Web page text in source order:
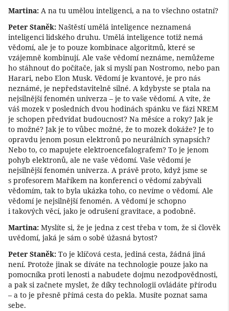
Martina: A na tu umělou inteligenci, a na to všechno ostatní?
Peter Staněk: Naštěstí umělá inteligence neznamená
inteligenci lidského druhu. Umělá inteligence totiž nemá
vědomí, ale je to pouze kombinace algoritmů, které se
vzájemně kombinují. Ale vaše vědomí neznáme, nemůžeme
ho stáhnout do počítače, jak si myslí pan Nostromo, nebo pan
Harari, nebo Elon Musk. Vědomí je kvantové, je pro nás
neznámé, je nepředstavitelně silné. A kdybyste se ptala na
nejsilnější fenomén univerza – je to vaše vědomí. A víte, že
váš mozek v posledních dvou hodinách spánku ve fázi NREM
je schopen předvídat budoucnost? Na měsíce a roky? Jak je
to možné? Jak je to vůbec možné, že to mozek dokáže? Je to
opravdu jenom posun elektronů po neurálních synapsích?
Nebo to, co mapujete elektroencefalografem? To je jenom
pohyb elektronů, ale ne vaše vědomí. Vaše vědomí je
nejsilnější fenomén univerza. A právě proto, když jsme se
s profesorem Maříkem na konferenci o vědomí zabývali
vědomím, tak to byla ukázka toho, co nevíme o vědomí. Ale
vědomí je nejsilnější fenomén. A vědomí je schopno
i takových věcí, jako je odrušení gravitace, a podobně.
Martina: Myslíte si, že je jedna z cest třeba v tom, že si člověk
uvědomí, jaká je sám o sobě úžasná bytost?
Peter Staněk: To je klíčová cesta, jediná cesta, žádná jiná
není. Protože jinak se díváte na technologie pouze jako na
pomocníka proti lenosti a nabudete dojmu nezodpovědnosti,
a pak si začnete myslet, že díky technologii ovládáte přírodu
– a to je přesně přímá cesta do pekla. Musíte poznat sama
sebe.